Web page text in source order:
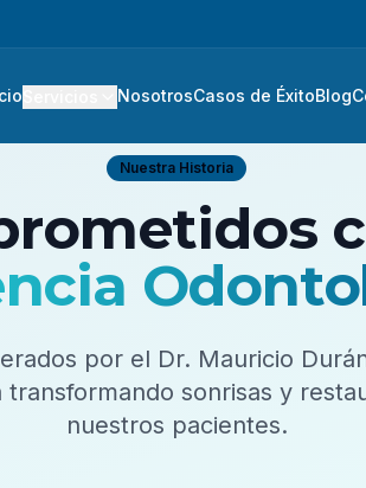
NosotrosCasos de ÉxitoBlog
Nuestra Historia
por el Dr. Mauricio
sonrisas y
nuestros pacientes.